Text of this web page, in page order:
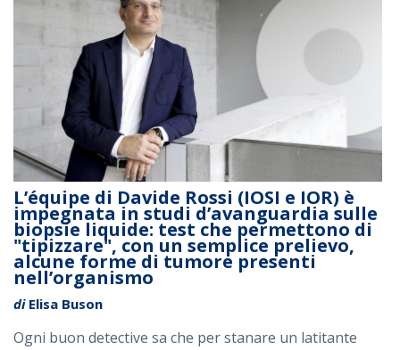
L’équipe di Davide Rossi (IOSI e IOR) è
impegnata in studi d’avanguardia sulle
biopsie liquide: test che permettono di
"tipizzare", con un semplice prelievo,
alcune forme di tumore presenti
nell’organismo
diElisa Buson
Ogni buon detective sa che per stanare un latitante